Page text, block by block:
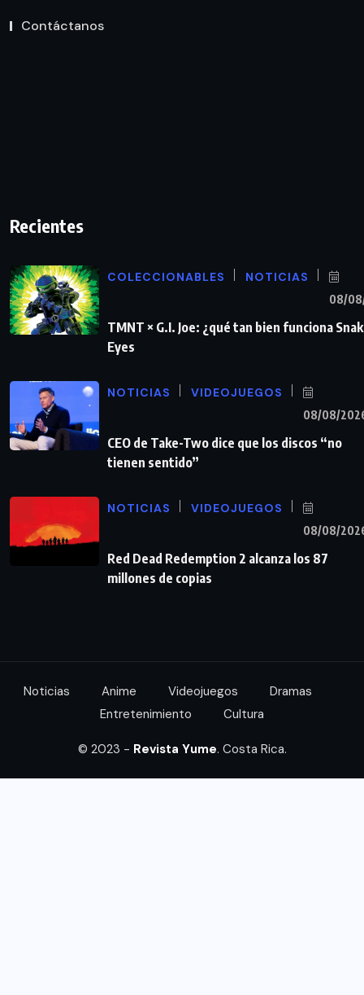
Contáctanos
Recientes
COLECCIONABLES NOTICIAS
08/
TMNT × G.I. Joe: ¿qué tan bien funciona
Eyes
NOTICIAS VIDEOJUEGOS
08/08/
CEO de Take-Two dice que los discos “no
tienen sentido”
NOTICIAS VIDEOJUEGOS
08/08/
Red Dead Redemption 2 alcanza los 87
millones de copias
Noticias Anime Videojuegos
Dramas
Entretenimiento
Cultura
© 2023 - Revista Yume. Costa Rica.